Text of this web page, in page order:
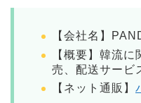
【会社名】
【概要】韓流
売、配送サービ
【ネット通販】